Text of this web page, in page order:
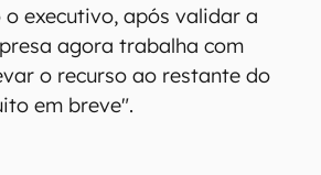
o executivo, após validar a
agora trabalha com
o recurso ao restante do
em breve".